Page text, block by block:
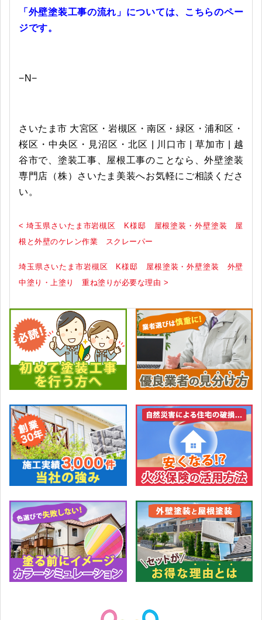
「外壁塗装工事の流れ」については、こちらのペー
ジです。
−N−
さいたま市 大宮区・岩槻区・南区・緑区・浦和区・
桜区・中央区・見沼区・北区 | 川口市 | 草加市 | 越
谷市で、塗装工事、屋根工事のことなら、外壁塗装
専門店（株）さいたま美装へお気軽にご相談くださ
い。
< 埼玉県さいたま市岩槻区 K様邸 屋根塗装・外壁塗装 屋
根と外壁のケレン作業 スクレーパー
埼玉県さいたま市岩槻区 K様邸 屋根塗装・外壁塗装 外壁
中塗り・上塗り 重ね塗りが必要な理由 >